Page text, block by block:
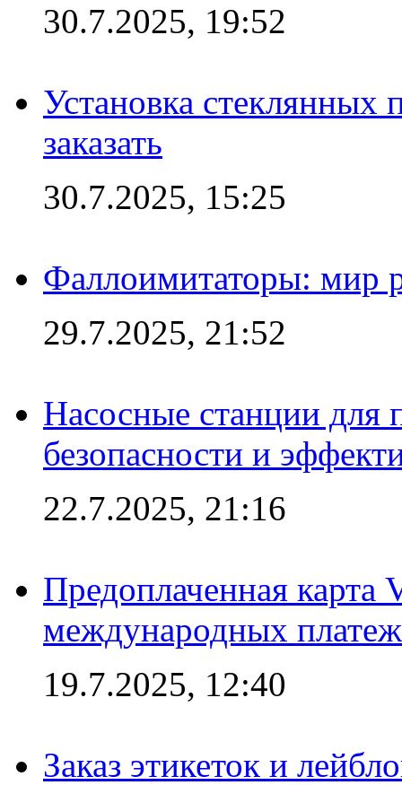
30.7.2025, 19:52
Установка стеклянных
заказать
30.7.2025, 15:25
Фаллоимитаторы: мир
29.7.2025, 21:52
Насосные станции для
безопасности и
22.7.2025, 21:16
Предоплаченная карта
международных
19.7.2025, 12:40
Заказ этикеток и